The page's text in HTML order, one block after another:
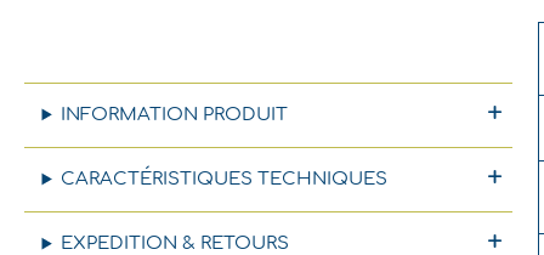
INFORMATION PRODUIT
CARACTÉRISTIQUES TECHNIQUES
EXPEDITION & RETOURS